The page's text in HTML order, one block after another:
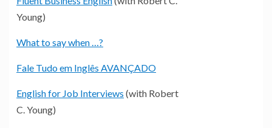
Young)
What to say when …?
Fale Tudo em Inglês AVANÇADO
English for Job Interviews (with Robert
C. Young)